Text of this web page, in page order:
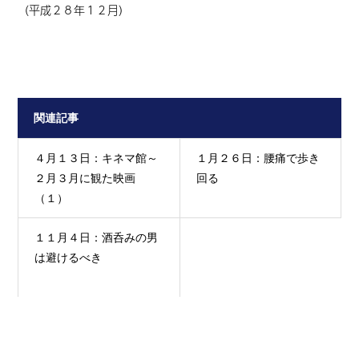
（平成２８年１２月）
関連記事
４月１３日：キネマ館～
２月３月に観た映画
（１）
１月２６日：腰痛で歩き
回る
１１月４日：酒呑みの男
は避けるべき